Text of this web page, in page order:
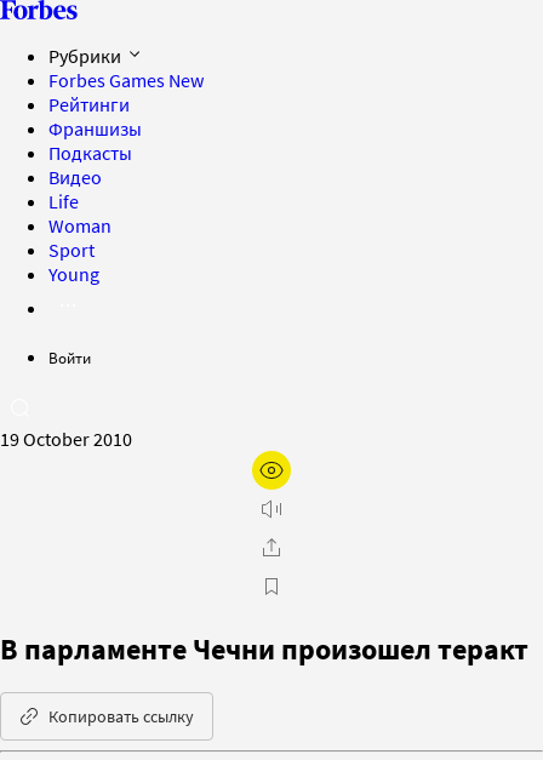
Рубрики
Forbes Games New
Рейтинги
Франшизы
Подкасты
Видео
Life
Woman
Sport
Young
Войти
19 October 2010
В парламенте Чечни произошел теракт
Копировать ссылку